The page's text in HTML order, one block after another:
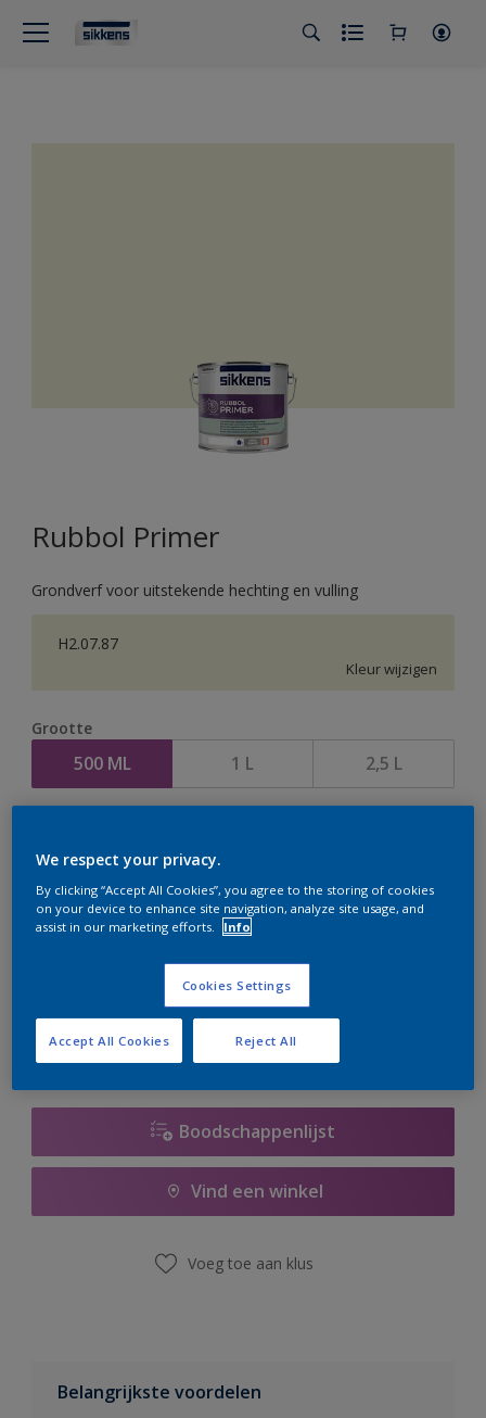
Rubbol Primer
Grondverf voor uitstekende hechting en vulling
H2.07.87
Kleur wijzigen
Grootte
500 ML 1 L 2,5 L
te bestellen. Houd de website in de gaten, we werken
er hard aan om de voorraad aan te vullen.
Boodschappenlijst
Vind een winkel
Voeg toe aan klus
Belangrijkste voordelen
We respect your privacy.
By clicking “Accept All Cookies”, you agree to the storing of cookies
on your device to enhance site navigation, analyze site usage, and
assist in our marketing efforts.
Info
Cookies Settings
Reject All
Accept All Cookies